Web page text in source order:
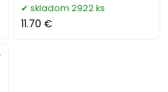
skladom 2922 ks
11.70 €